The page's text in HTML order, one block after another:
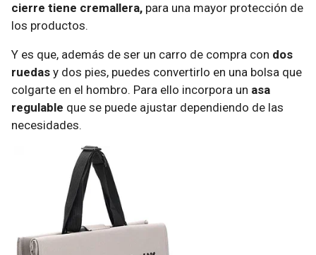
cierre tiene cremallera, para una mayor protección de
los productos.
Y es que, además de ser un carro de compra con dos
ruedas y dos pies, puedes convertirlo en una bolsa que
colgarte en el hombro. Para ello incorpora un asa
regulable que se puede ajustar dependiendo de las
necesidades.